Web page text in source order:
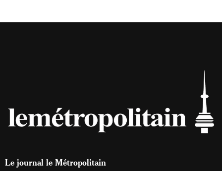
Le journal le Métropolitain